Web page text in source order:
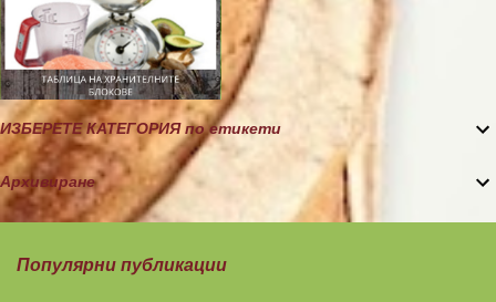
ИЗБЕРЕТЕ КАТЕГОРИЯ по етикети
Архивиране
Популярни публикации